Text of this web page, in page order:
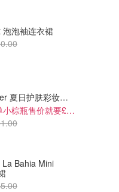
泡袖连衣裙
Estee Lauder 夏日护肤彩妆礼盒
3件正装！单小棕瓶售价就要£65！